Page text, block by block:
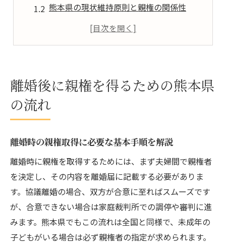
熊本県の現状維持原則と親権の関係性
離婚協議書の親権記載が重要な理由
離婚後の親権とひとり親支援制度の全体像
熊本県の母子家庭向け給付金と利用条件
自治体の支援で親権取得後の生活を安定
シングルマザーが知るべき経済支援の種類
母子家庭の生活を守る手続きのポイント
離婚後も安心できる手続きの全体像
母子家庭支援と親権取得の両立方法
離婚後に親権を得るための熊本県
の流れ
離婚時の親権取得に必要な基本手順を解説
離婚時に親権を取得するためには、まず夫婦間で親権者
を決定し、その内容を離婚届に記載する必要がありま
す。協議離婚の場合、双方が合意に至ればスムーズです
が、合意できない場合は家庭裁判所での調停や審判に進
みます。熊本県でもこの流れは全国と同様で、未成年の
子どもがいる場合は必ず親権者の指定が求められます。